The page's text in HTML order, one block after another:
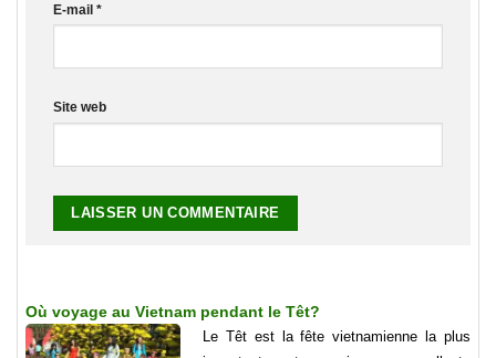
E-mail *
Site web
Où voyage au Vietnam pendant le Têt?
Le Têt est la fête vietnamienne la plus